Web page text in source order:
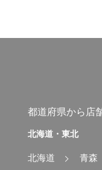
都道府県から店
北海道・東北
北海道
青森